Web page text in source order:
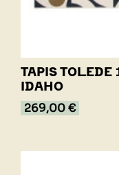
TAPIS
IDAHO
269,00 €